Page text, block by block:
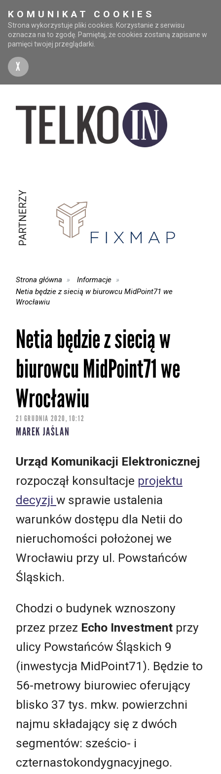
KOMUNIKAT COOKIES
Strona wykorzystuje pliki cookies. Korzystanie z serwisu
oznacza na to zgodę. Pamiętaj, że cookies zostaną zapisane w
pamięci twojej przeglądarki.
X
PARTNERZY
Strona główna
Informacje
Netia będzie z siecią w biurowcu MidPoint71 we
Wrocławiu
Netia będzie z siecią w
biurowcu MidPoint71 we
Wrocławiu
21 GRUDNIA 2020, 10:12
MAREK JAŚLAN
Urząd Komunikacji Elektronicznej
rozpoczął konsultacje projektu
decyzji w sprawie ustalenia
warunków dostępu dla Netii do
nieruchomości położonej we
Wrocławiu przy ul. Powstańców
Śląskich.
Chodzi o budynek wznoszony
przez przez Echo Investment przy
ulicy Powstańców Śląskich 9
(inwestycja MidPoint71). Będzie to
56-metrowy biurowiec oferujący
blisko 37 tys. mkw. powierzchni
najmu składający się z dwóch
segmentów: sześcio- i
czternastokondygnacyjnego.